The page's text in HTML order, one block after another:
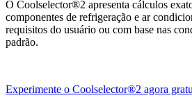
O Coolselector®2 apresenta cálculos
componentes de refrigeração e ar
requisitos do usuário ou com base nas
padrão.
Experimente o Coolselector®2 agora